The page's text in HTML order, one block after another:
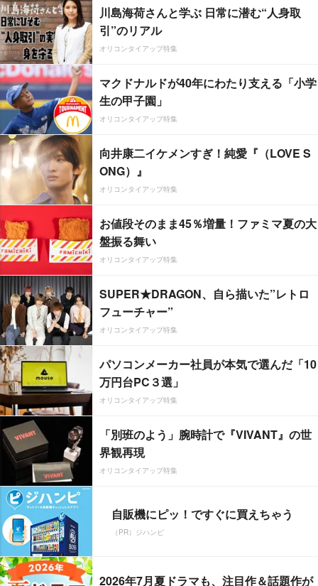
川島海荷さんと学ぶ 日常に潜む“人身取
引”のリアル
オリコンタイアップ特集
マクドナルドが40年にわたり支える「小学
生の甲子園」
オリコンタイアップ特集
向井康二イケメンすぎ！純愛『（LOVE S
ONG）』
オリコンタイアップ特集
お値段そのまま45％増量！ファミマ夏の大
盤振る舞い
オリコンタイアップ特集
SUPER★DRAGON、自ら描いた”レトロ
フューチャー”
オリコンタイアップ特集
パソコンメーカー社員が本気で選んだ「10
万円台PC３選」
オリコンタイアップ特集
「別班のよう」腕時計で『VIVANT』の世
界観再現
オリコンタイアップ特集
自販機にピッ！ですぐに買えちゃう
（PR）ジハンピ
2026年7月夏ドラマも、注目作＆話題作が